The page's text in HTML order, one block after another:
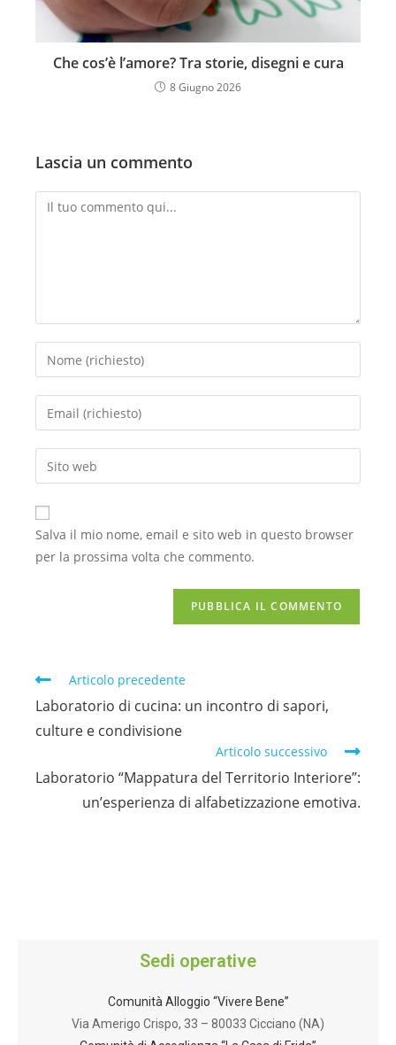
Che cos’è l’amore? Tra storie, disegni e cura
8 Giugno 2026
Lascia un commento
Salva il mio nome, email e sito web in questo browser
per la prossima volta che commento.
Articolo precedente
Laboratorio di cucina: un incontro di sapori,
culture e condivisione
Articolo successivo
Laboratorio “Mappatura del Territorio Interiore”:
un’esperienza di alfabetizzazione emotiva.
Sedi operative
Comunità Alloggio “Vivere Bene”
Via Amerigo Crispo, 33 – 80033 Cicciano (NA)